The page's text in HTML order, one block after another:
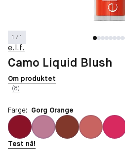
1 / 1
e.l.f.
Camo Liquid Blush
Om produktet
(8)
Farge: Gorg Orange
Test nå!